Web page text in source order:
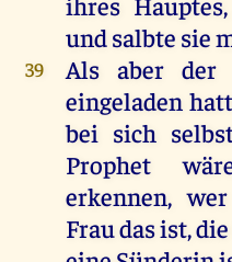
undsalbte sie
39 Als aber der
eingeladen
bei sich
Prophet
erkennen,wer
Fraudasist,die